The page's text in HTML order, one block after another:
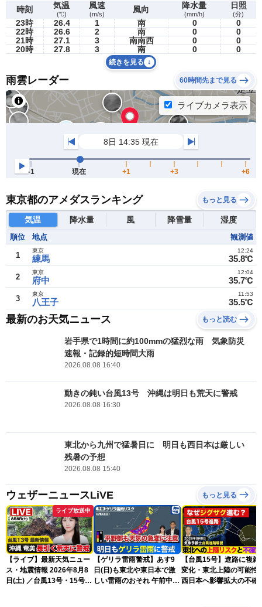
時刻 気温
(℃)
風速
(m/s) 風向 降水量
(mm/h)
日照
(分)
23時 26.4 1 南 0
0
22時
26.6 2 南 0
0
21時
27.1 3 南南西 0
0
20時
27.8 3 南 0 0
続きを見る
雨雲レーダー 60時間先まで見る
東京都のアメダスランキング もっと見る
気温 降水量 風 降雪量 湿度
順位 地点 観測値
1 練馬
東京
35.8℃
12:24
2 府中
東京
35.7℃
12:04
3 八王子
東京
35.5℃
11:53
最新のお天気ニュース もっと読む
岩手県で1時間に約100mmの猛烈な雨 気象防災
速報・記録的短時間大雨
2026.08.08 16:40
動きの鈍い台風13号 沖縄は明日も荒天に警戒
2026.08.08 16:30
東北から九州で猛暑日に 明日も西日本は厳しい
残暑の予想
2026.08.08 15:40
ウェザーニュースLiVE もっと見る
ライブ放送中
【ライブ】最新天気ニュー
ス・地震情報 2026年8月8
日(土) ／台風13号・15号
【ゲリラ雷雨警戒】あす9
日(日)も東北や東日本で激
しい雷雨のおそれ 午前中か
【台風15号】進路に複雑
変化・東北上陸の可能性
西日本へ影響拡大の不確